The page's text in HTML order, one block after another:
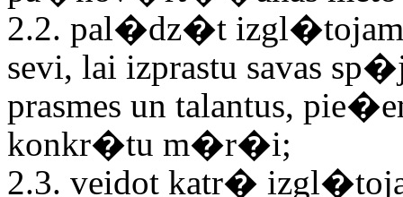
2.2. pal�dz�t
sevi, lai izprastu savas
prasmes un talantus,
konkr�tu m�r�i;
2.3. veidot katr�